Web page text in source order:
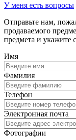
У меня есть вопросы
Отправьте нам,
продаваемого
предмета и укажите
Имя
Фамилия
Телефон
Электронная почта
Фотографии